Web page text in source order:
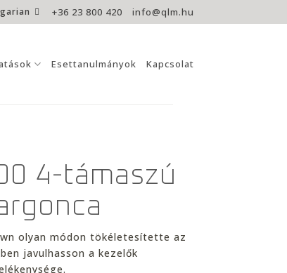
+36 23 800 420 info@qlm.hu
Esettanulmányok Kapcsolat
4-támaszú
olyan módon tökéletesítette az
javulhasson a kezelők